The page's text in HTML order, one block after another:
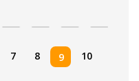
7 8 9 10